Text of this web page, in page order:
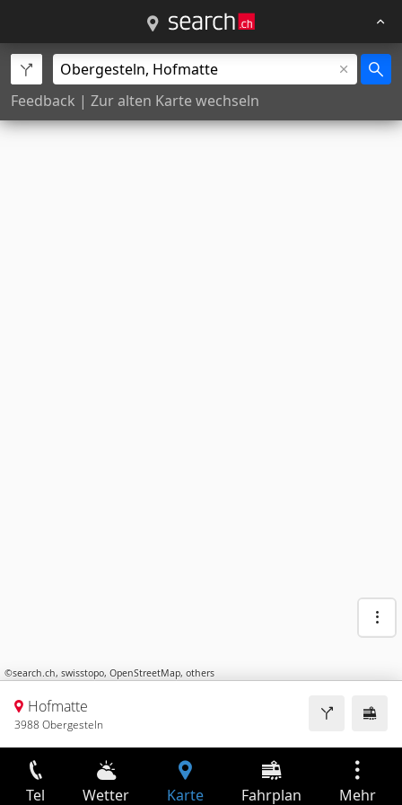
Feedback | Zur alten Karte wechseln
©search.ch, swisstopo, OpenStreetMap, others
Hofmatte
3988 Obergesteln
Tel Wetter Karte Fahrplan Mehr